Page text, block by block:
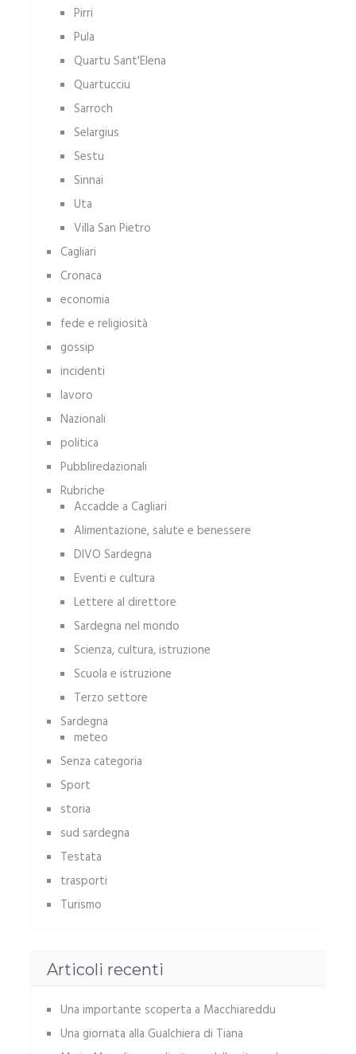
Pirri
Pula
Quartu Sant'Elena
Quartucciu
Sarroch
Selargius
Sestu
Sinnai
Uta
Villa San Pietro
Cagliari
Cronaca
economia
fede e religiosità
gossip
incidenti
lavoro
Nazionali
politica
Pubbliredazionali
Rubriche
Accadde a Cagliari
Alimentazione, salute e benessere
DIVO Sardegna
Eventi e cultura
Lettere al direttore
Sardegna nel mondo
Scienza, cultura, istruzione
Scuola e istruzione
Terzo settore
Sardegna
meteo
Senza categoria
Sport
storia
sud sardegna
Testata
trasporti
Turismo
Articoli recenti
Una importante scoperta a Macchiareddu
Una giornata alla Gualchiera di Tiana